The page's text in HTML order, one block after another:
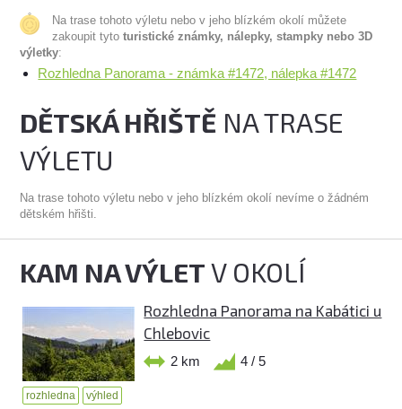
Na trase tohoto výletu nebo v jeho blízkém okolí můžete
zakoupit tytoturistické známky, nálepky, stampky nebo 3D
výletky:
Rozhledna Panorama - známka #1472, nálepka #1472
DĚTSKÁ HŘIŠTĚ NA TRASE
VÝLETU
Na trase tohoto výletu nebo v jeho blízkém okolí nevíme o žádném
dětském hřišti.
KAM NA VÝLETV OKOLÍ
Rozhledna Panorama na Kabátici u
Chlebovic
2 km 4 / 5
rozhledna výhled